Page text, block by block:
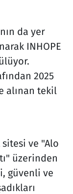
da yer
INHOPE
2025
alınan tekil
ve "Alo
üzerinden
güvenli ve